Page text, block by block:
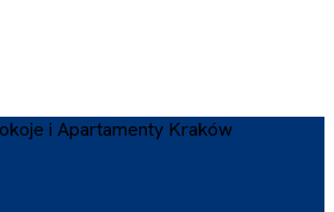
i Apartamenty Kraków